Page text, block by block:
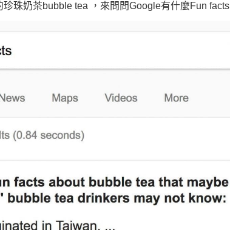
珠奶茶bubble tea ，來問問Google有什麼Fun